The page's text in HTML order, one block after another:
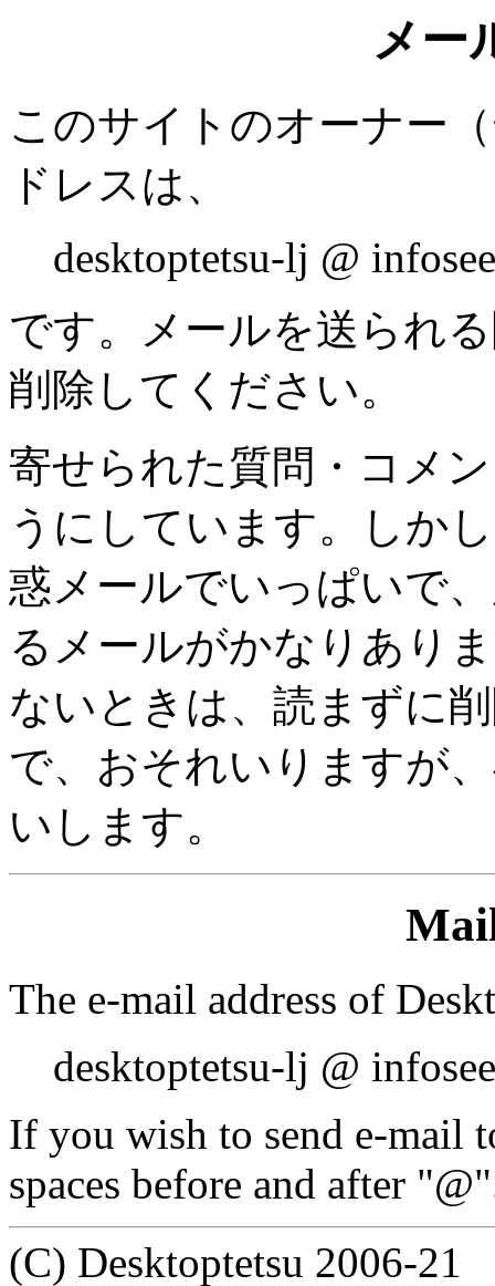
メー
このサイトのオーナー
ドレスは、
desktoptetsu-lj @
です。メールを送られ
削除してください。
寄せられた質問・コメ
うにしています。しか
惑メールでいっぱいで
るメールがかなりあり
ないときは、読まずに
で、おそれいりますが
いします。
The e-mail address of
desktoptetsu-lj @
If you wish to send e-mail
spaces before and after
(C) Desktoptetsu 2006-21